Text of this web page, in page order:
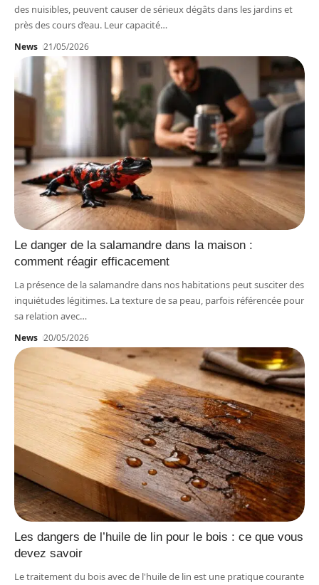
des nuisibles, peuvent causer de sérieux dégâts dans les jardins et
près des cours d’eau. Leur capacité…
News 21/05/2026
Le danger de la salamandre dans la maison :
comment réagir efficacement
La présence de la salamandre dans nos habitations peut susciter des
inquiétudes légitimes. La texture de sa peau, parfois référencée pour
sa relation avec…
News 20/05/2026
Les dangers de l’huile de lin pour le bois : ce que vous
devez savoir
Le traitement du bois avec de l'huile de lin est une pratique courante